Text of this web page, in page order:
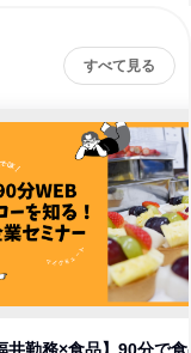
すべて見る